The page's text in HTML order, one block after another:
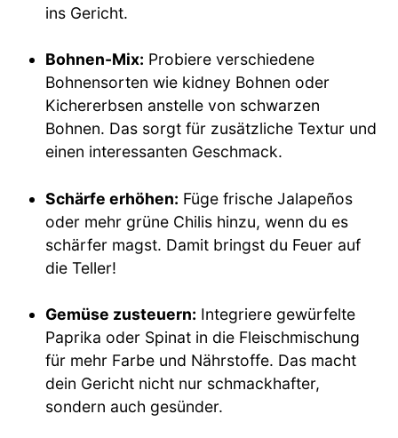
ins Gericht.
Bohnen-Mix: Probiere verschiedene
Bohnensorten wie kidney Bohnen oder
Kichererbsen anstelle von schwarzen
Bohnen. Das sorgt für zusätzliche Textur und
einen interessanten Geschmack.
Schärfe erhöhen: Füge frische Jalapeños
oder mehr grüne Chilis hinzu, wenn du es
schärfer magst. Damit bringst du Feuer auf
die Teller!
Gemüse zusteuern: Integriere gewürfelte
Paprika oder Spinat in die Fleischmischung
für mehr Farbe und Nährstoffe. Das macht
dein Gericht nicht nur schmackhafter,
sondern auch gesünder.